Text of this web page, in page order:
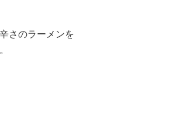
さのラーメンを